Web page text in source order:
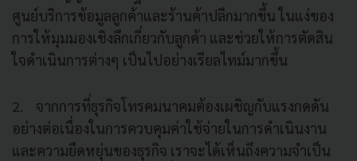
ศูนย์บริการข้อมูลลูกค้าและร้านค้าปลีกมากขึ้น ในแง่ของ
การให้มุมมองเชิงลึกเกี่ยวกับลูกค้า และช่วยให้การตัดสิน
ใจดำเนินการต่างๆ เป็นไปอย่างเรียลไทม์มากขึ้น
2. จากการที่ธุรกิจโทรคมนาคมต้องเผชิญกับแรงกดดัน
อย่างต่อเนื่องในการควบคุมค่าใช้จ่ายในการดำเนินงาน
และความยืดหยุ่นของธุรกิจ เราจะได้เห็นถึงความจำเป็น